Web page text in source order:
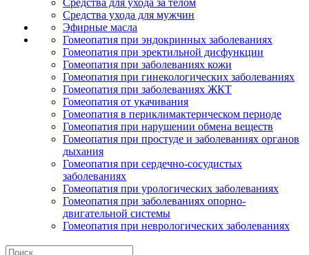
Средства для ухода за телом
Средства ухода для мужчин
Эфирные масла
Гомеопатия при эндокринных заболеваниях
Гомеопатия при эректильной дисфункции
Гомеопатия при заболеваниях кожи
Гомеопатия при гинекологических заболеваниях
Гомеопатия при заболеваниях ЖКТ
Гомеопатия от укачивания
Гомеопатия в периклимактерическом периоде
Гомеопатия при нарушении обмена веществ
Гомеопатия при простуде и заболеваниях органов
дыхания
Гомеопатия при сердечно-сосудистых
заболеваниях
Гомеопатия при урологических заболеваниях
Гомеопатия при заболеваниях опорно-
двигательной системы
Гомеопатия при неврологических заболеваниях